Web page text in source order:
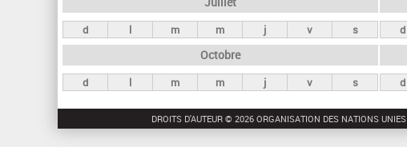
p
a
x
d l m m j v s d
Octobre
d l m m j v s d
DROITS D'AUTEUR © 2026 ORGANISATION DES NATIONS UNIES